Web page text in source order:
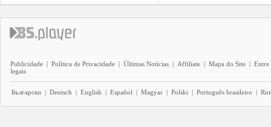
Publicidade | Política de Privacidade | Últimas Notícias | Affiliate | Mapa do Site | Entre
legais
Български | Deutsch | English | Español | Magyar | Polski | Português brasileiro |